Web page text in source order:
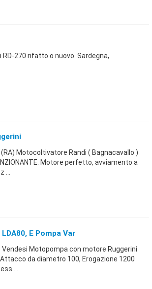
270 rifatto o nuovo. Sardegna,
Motocoltivatore Randi ( Bagnacavallo )
Motore perfetto, avviamento a
E Pompa Var
Motopompa con motore Ruggerini
da diametro 100, Erogazione 1200
...